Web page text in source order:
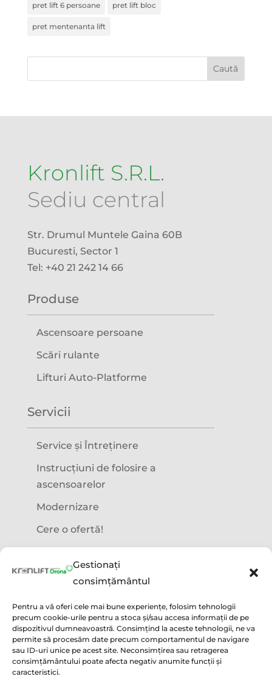
Gestionați
consimțământul
Pentru a vă oferi cele mai bune experiențe, folosim tehnologii
precum cookie-urile pentru a stoca și/sau accesa informații de pe
dispozitivul dumneavoastră. Consimțind la aceste tehnologii, ne va
permite să procesăm date precum comportamentul de navigare
sau ID-uri unice pe acest site. Neconsimțirea sau retragerea
consimțământului poate afecta negativ anumite funcții și
caracteristici.
pret lift 6 persoane pret lift bloc
pret mentenanta lift
Kronlift S.R.L.
Sediu central
Str. Drumul Muntele Gaina 60B
Bucuresti, Sector 1
Tel: +40 21 242 14 66
Produse
Ascensoare persoane
Scări rulante
Lifturi Auto-Platforme
Servicii
Service și Întreținere
Instrucțiuni de folosire a
ascensoarelor
Modernizare
Cere o ofertă!
Precizări legale
Politica GDPR
Politica utilizare cookie
Condiții acordare Garanție